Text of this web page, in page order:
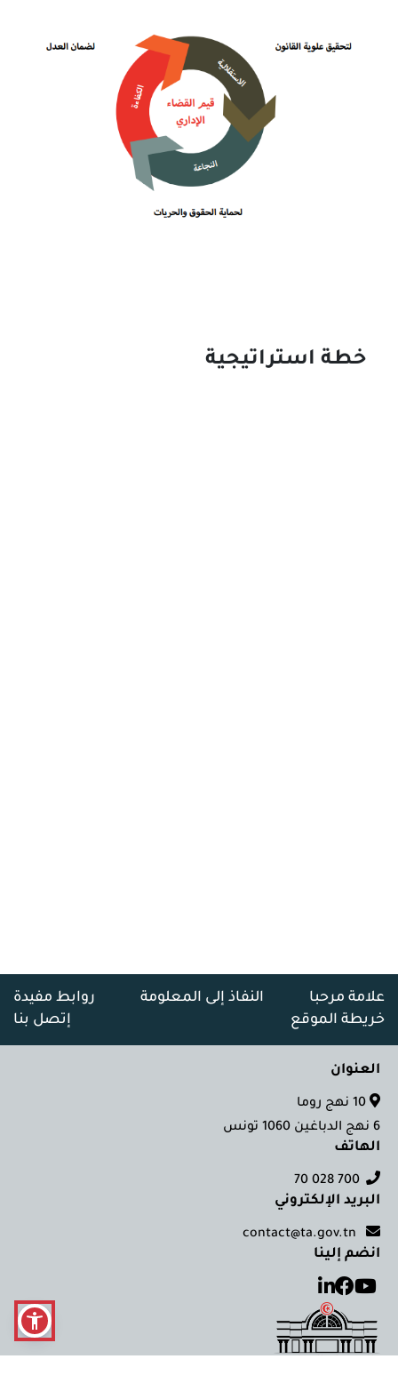
خطة استراتيجية
علامة مرحبا النفاذ إلى المعلومة
روابط مفيدة
خريطة الموقع
إتصل بنا
العنوان
6 نهج الدباغين 1060 تونس
الهاتف
700 028 70
البريد الإلكتروني
انضم إلينا